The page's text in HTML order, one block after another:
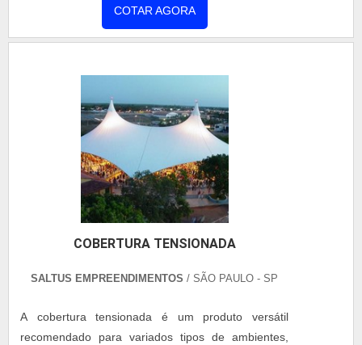
Responsável; Altamente qualificada; Inovadora;
que se precisa para fabricante de telha térmica. A
empresa oferece opções como montagem de
sistemas de coberturas e telha térmica.Tem rótulo
de comprometida com os serviços e segura,
padrões alcançados por conter escritório de alta
qualidade onde são realizadas as atividades e cerca
de 600.000 m² de coberturas tratadas,
solucionando comprovadamente 100% das não
uma equipe multidisciplinar de consultores de alta
ponta a ponta.
e aconchegantes que ornam com as cores já
existentes nas paredes. São feitas com pintura
COTAR AGORA
COBERTURA TENSIONADA
SALTUS EMPREENDIMENTOS / SÃO PAULO - SP
A cobertura tensionada é um produto versátil
recomendado para variados tipos de ambientes,